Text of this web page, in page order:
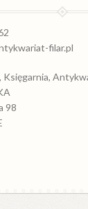
filar.pl
98